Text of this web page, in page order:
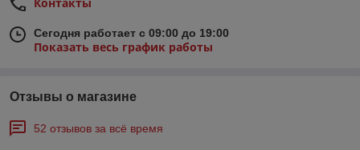
Сегодня работает с 09:00 до 19:00
Показать весь график работы
Отзывы о магазине
52 отзывов за всё время